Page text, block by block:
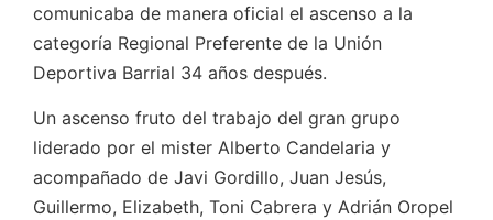
comunicaba de manera oficial el ascenso a la
categoría Regional Preferente de la Unión
Deportiva Barrial 34 años después.
Un ascenso fruto del trabajo del gran grupo
liderado por el mister Alberto Candelaria y
acompañado de Javi Gordillo, Juan Jesús,
Guillermo, Elizabeth, Toni Cabrera y Adrián Oropel